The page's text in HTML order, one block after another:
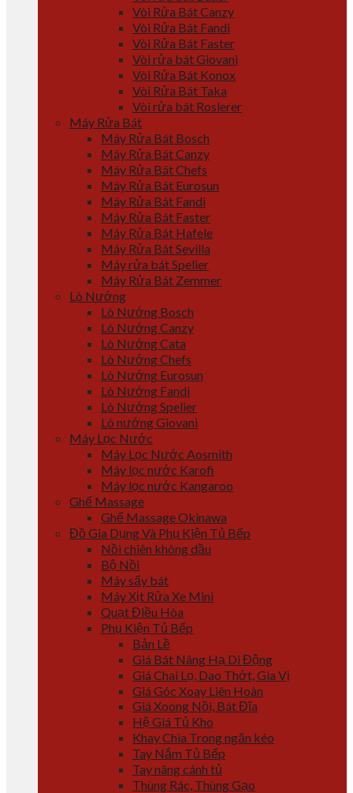
Vòi Rửa Bát Canzy
Vòi Rửa Bát Fandi
Vòi Rửa Bát Faster
Vòi rửa bát Giovani
Vòi Rửa Bát Konox
Vòi Rửa Bát Taka
Vòi rửa bát Roslerer
Máy Rửa Bát
Máy Rửa Bát Bosch
Máy Rửa Bát Canzy
Máy Rửa Bát Chefs
Máy Rửa Bát Eurosun
Máy Rửa Bát Fandi
Máy Rửa Bát Faster
Máy Rửa Bát Hafele
Máy Rửa Bát Sevilla
Máy rửa bát Spelier
Máy Rửa Bát Zemmer
Lò Nướng
Lò Nướng Bosch
Lò Nướng Canzy
Lò Nướng Cata
Lò Nướng Chefs
Lò Nướng Eurosun
Lò Nướng Fandi
Lò Nướng Spelier
Lò nướng Giovani
Máy Lọc Nước
Máy Lọc Nước Aosmith
Máy lọc nước Karofi
Máy lọc nước Kangaroo
Ghế Massage
Ghế Massage Okinawa
Đồ Gia Dụng Và Phụ Kiện Tủ Bếp
Nồi chiên không dầu
Bộ Nồi
Máy sấy bát
Máy Xịt Rửa Xe Mini
Quạt Điều Hòa
Phụ Kiện Tủ Bếp
Bản Lề
Giá Bát Nâng Hạ Di Động
Giá Chai Lọ, Dao Thớt, Gia Vị
Giá Góc Xoay Liên Hoàn
Giá Xoong Nồi, Bát Đĩa
Hệ Giá Tủ Kho
Khay Chia Trong ngăn kéo
Tay Nắm Tủ Bếp
Tay nâng cánh tủ
Thùng Rác, Thùng Gạo